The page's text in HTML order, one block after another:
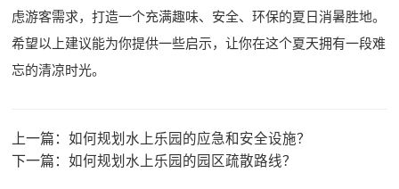
虑游客需求，打造一个充满趣味、安全、环保的夏日消暑胜地。
希望以上建议能为你提供一些启示，让你在这个夏天拥有一段难
忘的清凉时光。
上一篇：如何规划水上乐园的应急和安全设施？
下一篇：如何规划水上乐园的园区疏散路线？